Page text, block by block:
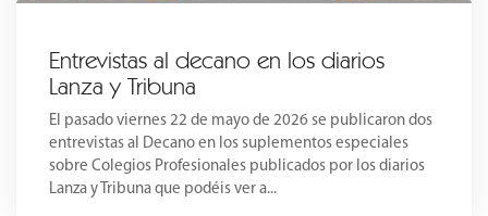
Entrevistas al decano en los diarios
Lanza y Tribuna
El pasado viernes 22 de mayo de 2026 se publicaron dos
entrevistas al Decano en los suplementos especiales
sobre Colegios Profesionales publicados por los diarios
Lanza y Tribuna que podéis ver a...